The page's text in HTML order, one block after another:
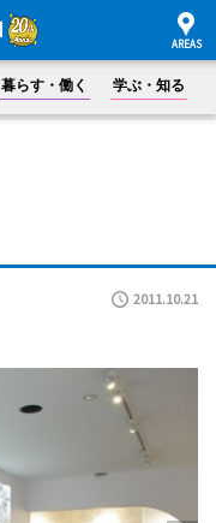
暮らす・働く 学ぶ・知る
2011.10.21